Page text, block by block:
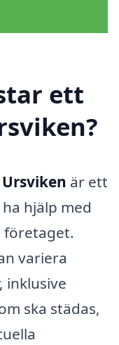
ett
är ett
hjälp med
företaget.
variera
inklusive
ska städas,